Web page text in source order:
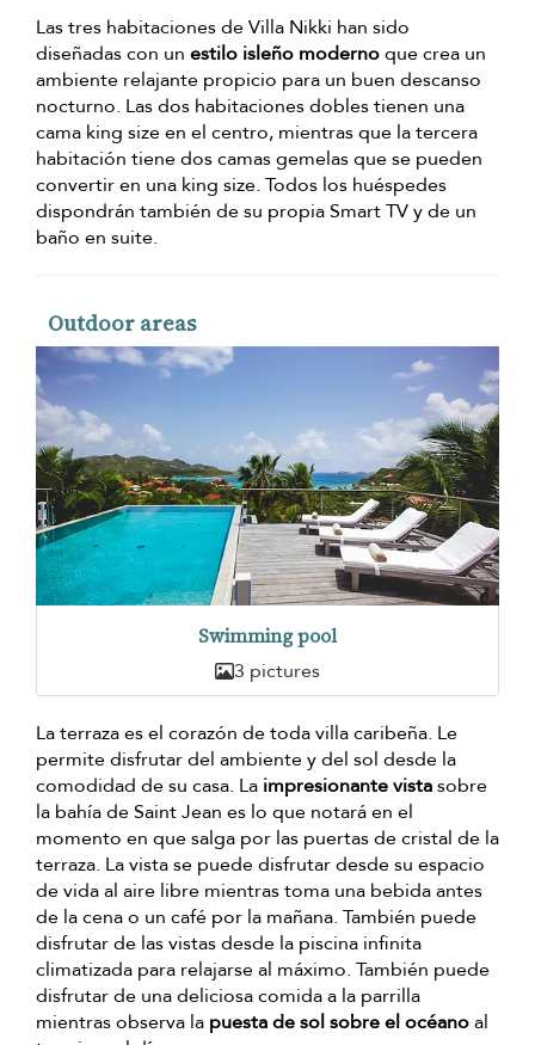
Las tres habitaciones de Villa Nikki han sido
diseñadas con un estilo isleño modernoque crea un
ambiente relajante propicio para un buen descanso
nocturno. Las dos habitaciones dobles tienen una
cama king size en el centro, mientras que la tercera
habitación tiene dos camas gemelas que se pueden
convertir en una king size. Todos los huéspedes
dispondrán también de su propia Smart TV y de un
baño en suite.
Outdoor areas
Swimming pool
3 pictures
La terraza es el corazón de toda villa caribeña. Le
permite disfrutar del ambiente y del sol desde la
comodidad de su casa. La impresionante vistasobre
la bahía de Saint Jean es lo que notará en el
momento en que salga por las puertas de cristal de la
terraza. La vista se puede disfrutar desde su espacio
de vida al aire libre mientras toma una bebida antes
de la cena o un café por la mañana. También puede
disfrutar de las vistas desde la piscina infinita
climatizada para relajarse al máximo. También puede
disfrutar de una deliciosa comida a la parrilla
mientras observa la puesta de sol sobre el océanoal